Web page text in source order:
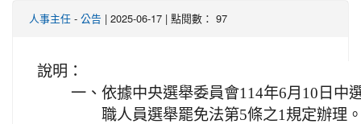
人事主任 - 公告 | 2025-06-17 | 點閱數： 97
說明：
一、 依據中央選舉委員會114年6月10日中
職人員選舉罷免法第5條之1規定辦理